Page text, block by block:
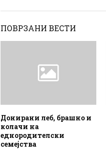
ПОВРЗАНИ ВЕСТИ
Донирани леб, брашно и
колачи на
еднородителски
семејства